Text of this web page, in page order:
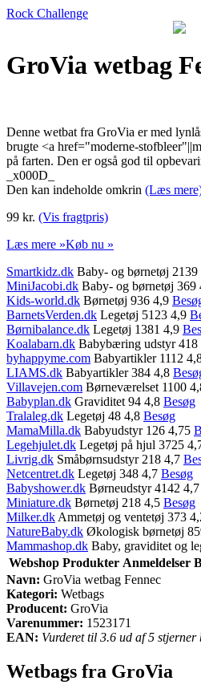
Rock Challenge
GroVia wetbag
Denne wetbat fra GroVia er med
brugte <a href="moderne-
på farten. Den er også god til
_x000D_
Den kan indeholde omkrin (Læs
99 kr. (Vis fragtpris)
Læs mere »Køb nu »
Smartkidz.dk Baby- og børnetøj 2139
MiniJacobi.dk Baby- og børnetøj 369
Kids-world.dk Børnetøj 936 4,9
BarnetsVerden.dk Legetøj 5123 4,9
Børnibalance.dk Legetøj 1381 4,9
Koalabarn.dk Babybæring udstyr 418
byhappyme.com Babyartikler 1112
LIAMS.dk Babyartikler 384 4,8
Villavejen.com Børneværelset 1100
Babyplan.dk Graviditet 94 4,8 Besøg
Tralaleg.dk Legetøj 48 4,8 Besøg
MamaMilla.dk Babyudstyr 126 4,75
Legehjulet.dk Legetøj på hjul 3725
Livrig.dk Småbørnsudstyr 218 4,7
Netcentret.dk Legetøj 348 4,7 Besøg
Babyshower.dk Børneudstyr 4142 4,7
Miniature.dk Børnetøj 218 4,5 Besøg
Milker.dk Ammetøj og ventetøj 373
NatureBaby.dk Økologisk børnetøj
Mammashop.dk Baby, graviditet og
Webshop Produkter Anmeldelser
Navn: GroVia wetbag Fennec
Kategori: Wetbags
Producent: GroVia
Varenummer: 1523171
EAN: Vurderet til 3.6 ud af 5 stjerner
Wetbags fra GroVia